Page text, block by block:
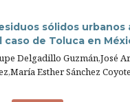
sólidos urbanos
caso de Toluca en
Delgadillo Guzmán,José
Esther Sánchez Coyote